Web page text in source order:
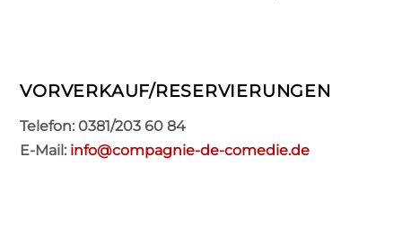
VORVERKAUF/RESERVIERUNGEN
Telefon: 0381/203 60 84
E-Mail: info@compagnie-de-comedie.de